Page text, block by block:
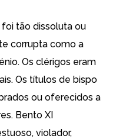
tão dissoluta ou
corrupta como a
Os clérigos eram
Os títulos de bispo
ou oferecidos a
Bento XI
violador,